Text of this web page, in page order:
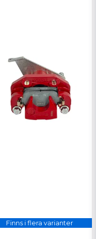
Finns i flera varianter